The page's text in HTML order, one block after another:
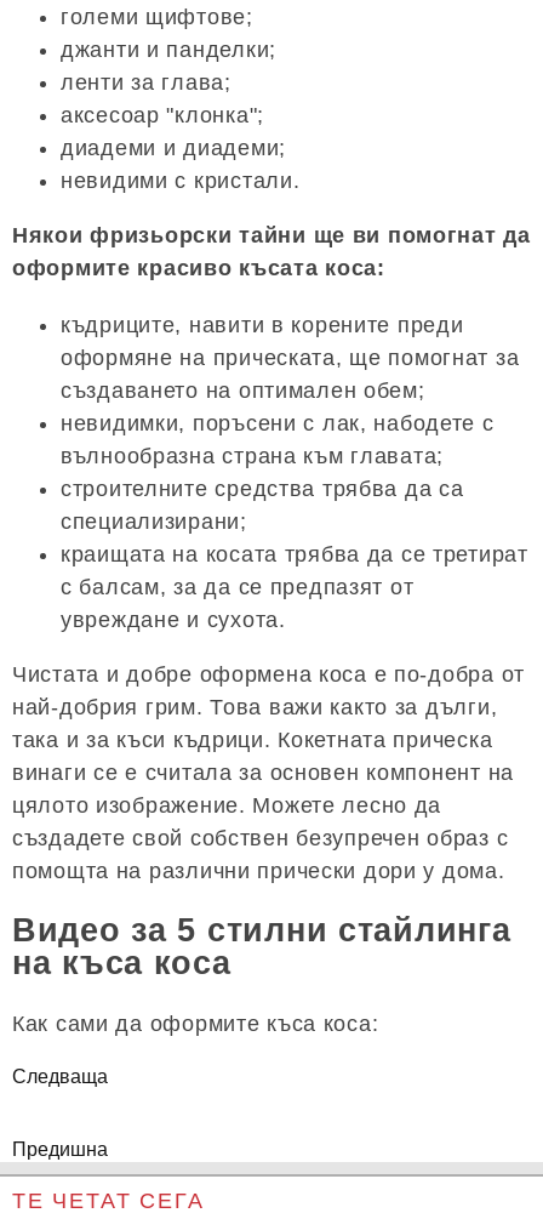
големи щифтове;
джанти и панделки;
ленти за глава;
аксесоар "клонка";
диадеми и диадеми;
невидими с кристали.
Някои фризьорски тайни ще ви помогнат да
оформите красиво късата коса:
къдриците, навити в корените преди
оформяне на прическата, ще помогнат за
създаването на оптимален обем;
невидимки, поръсени с лак, набодете с
вълнообразна страна към главата;
строителните средства трябва да са
специализирани;
краищата на косата трябва да се третират
с балсам, за да се предпазят от
увреждане и сухота.
Чистата и добре оформена коса е по-добра от
най-добрия грим. Това важи както за дълги,
така и за къси къдрици. Кокетната прическа
винаги се е считала за основен компонент на
цялото изображение. Можете лесно да
създадете свой собствен безупречен образ с
помощта на различни прически дори у дома.
Видео за 5 стилни стайлинга
на къса коса
Как сами да оформите къса коса:
Следваща
Предишна
ТЕ ЧЕТАТ СЕГА